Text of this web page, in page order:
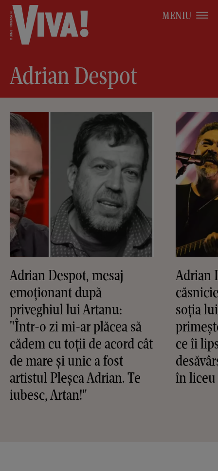
MENIU
Adrian Despot
Adrian Despot, mesaj
emoționant după
priveghiul lui Artanu:
"Într-o zi mi-ar plăcea să
cădem cu toții de acord cât
de mare și unic a fost
artistul Pleșca Adrian. Te
iubesc, Artan!"
Adrian
soția
ce îi
în liceu